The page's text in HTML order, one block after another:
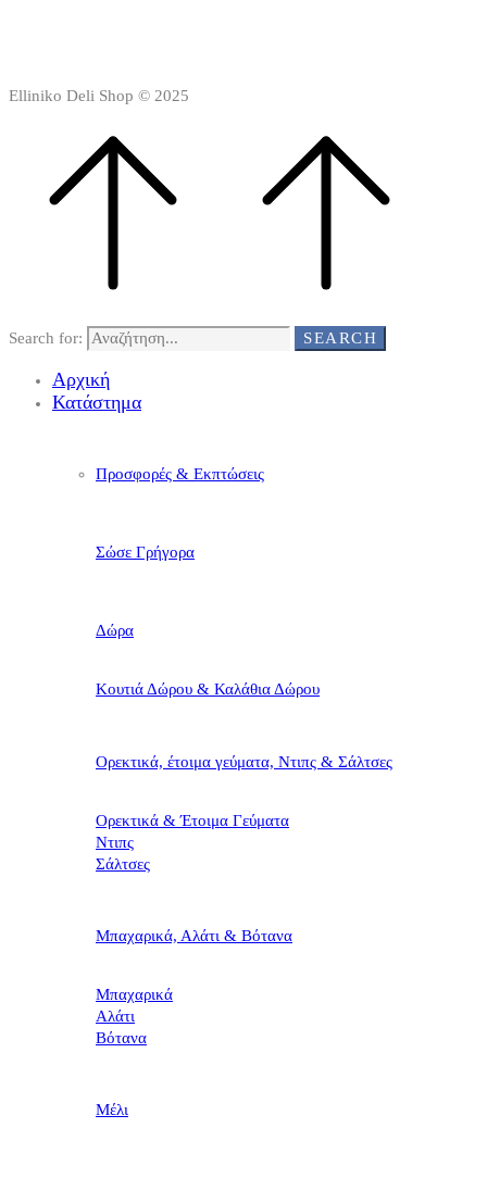
Elliniko Deli Shop © 2025
Search for: SEARCH
Αρχική
Κατάστημα
Προσφορές & Εκπτώσεις
Σώσε Γρήγορα
Δώρα
Κουτιά Δώρου & Καλάθια Δώρου
Ορεκτικά, έτοιμα γεύματα, Ντιπς & Σάλτσες
Ορεκτικά & Έτοιμα Γεύματα
Ντιπς
Σάλτσες
Μπαχαρικά, Αλάτι & Βότανα
Μπαχαρικά
Αλάτι
Βότανα
Μέλι